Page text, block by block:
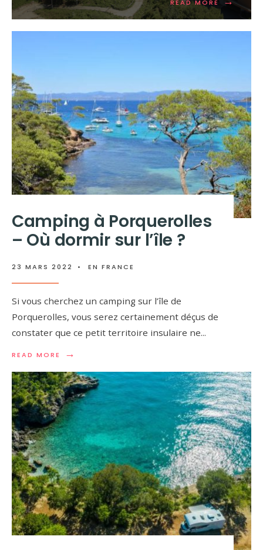
READ MORE
Camping à Porquerolles
– Où dormir sur l’île ?
23 MARS 2022 • EN FRANCE
Si vous cherchez un camping sur l’île de
Porquerolles, vous serez certainement déçus de
constater que ce petit territoire insulaire ne...
READ MORE →